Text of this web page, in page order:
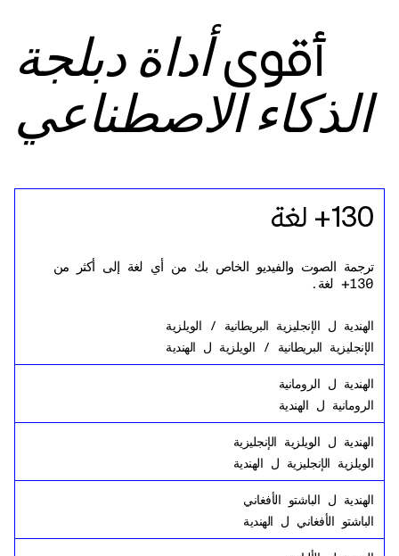
أقوىأداة دبلجة
الذكاء الاصطناعي
130+ لغة
ترجمة الصوت والفيديو الخاص بك من أي لغة إلى أكثر من
130+ لغة.
الهندية ل الإنجليزية البريطانية / الويلزية
الإنجليزية البريطانية / الويلزية ل الهندية
الهندية ل الرومانية
الرومانية ل الهندية
الهندية ل الويلزية الإنجليزية
الويلزية الإنجليزية ل الهندية
الهندية ل الباشتو الأفغاني
الباشتو الأفغاني ل الهندية